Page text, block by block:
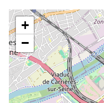
+
−